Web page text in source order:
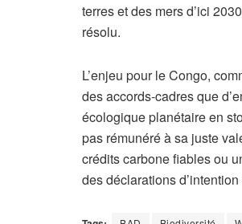
terres et des mers d’ici
résolu.
L’enjeu pour le Congo,
des accords-cadres que
écologique planétaire en
pas rémunéré à sa juste
crédits carbone fiables ou
des déclarations